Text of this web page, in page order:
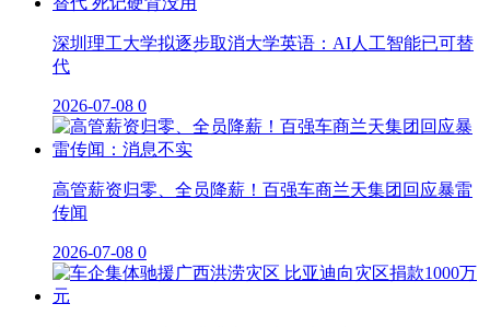
深圳理工大学拟逐步取消大学英语：AI人工智能已可替
代
2026-07-08 0
高管薪资归零、全员降薪！百强车商兰天集团回应暴雷
传闻
2026-07-08 0